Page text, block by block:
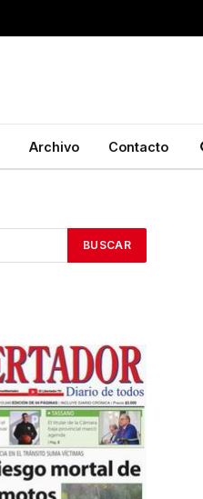
Archivo Contacto